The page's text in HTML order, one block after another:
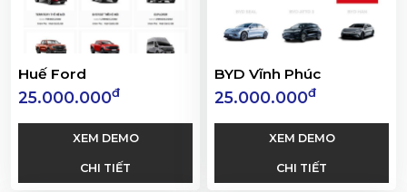
Huế Ford
25.000.000đ
XEM DEMO
CHI TIẾT
BYD Vĩnh Phúc
25.000.000đ
XEM DEMO
CHI TIẾT